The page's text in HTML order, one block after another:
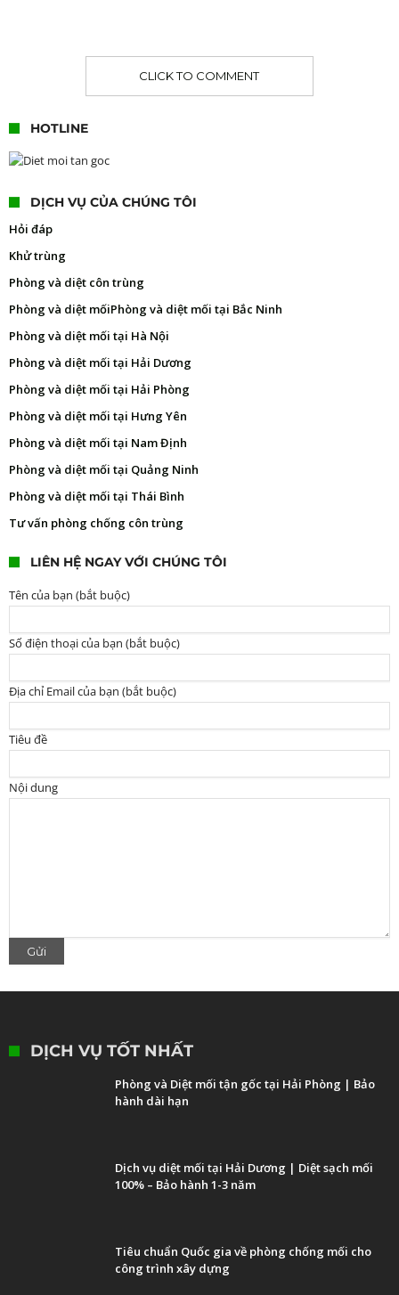
CLICK TO COMMENT
HOTLINE
DỊCH VỤ CỦA CHÚNG TÔI
Hỏi đáp
Khử trùng
Phòng và diệt côn trùng
Phòng và diệt mốiPhòng và diệt mối tại Bắc Ninh
Phòng và diệt mối tại Hà Nội
Phòng và diệt mối tại Hải Dương
Phòng và diệt mối tại Hải Phòng
Phòng và diệt mối tại Hưng Yên
Phòng và diệt mối tại Nam Định
Phòng và diệt mối tại Quảng Ninh
Phòng và diệt mối tại Thái Bình
Tư vấn phòng chống côn trùng
LIÊN HỆ NGAY VỚI CHÚNG TÔI
Tên của bạn (bắt buộc)
Số điện thoại của bạn (bắt buộc)
Địa chỉ Email của bạn (bắt buộc)
Tiêu đề
Nội dung
DỊCH VỤ TỐT NHẤT
Phòng và Diệt mối tận gốc tại Hải Phòng | Bảo
hành dài hạn
Dịch vụ diệt mối tại Hải Dương | Diệt sạch mối
100% – Bảo hành 1-3 năm
Tiêu chuẩn Quốc gia về phòng chống mối cho
công trình xây dựng